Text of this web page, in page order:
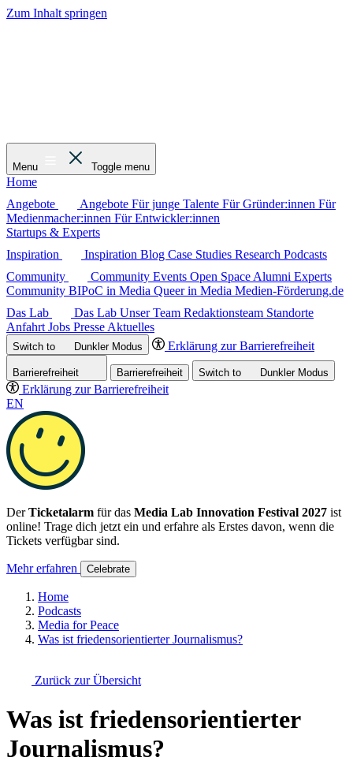
Zum Inhalt springen
Menu Toggle menu
Home
Angebote
Angebote Für junge Talente Für Gründer:innen Für
Medienmacher:innen Für Entwickler:innen
Startups & Experts
Inspiration
Inspiration Blog Case Studies Research Podcasts
Community
Community Events Open Space Alumni Experts
Community BIPoC in Media Queer in Media Medien-Förderung.de
Das Lab
Das Lab Unser Team Redaktionsteam Standorte
Anfahrt Jobs Presse Aktuelles
Switch to DunklerModus Erklärung zur Barrierefreiheit
Barrierefreiheit Barrierefreiheit Switch to DunklerModus
Erklärung zur Barrierefreiheit
EN
DerTicketalarm für das Media Lab Innovation Festival 2027 ist
online! Trage dich jetzt ein und erfahre als Erstes davon, wenn die
Tickets verfügbar sind.
Mehr erfahren Celebrate
Home
Podcasts
Media for Peace
Was ist friedensorientierter Journalismus?
Zurück zur Übersicht
Was ist friedensorientierter
Journalismus?